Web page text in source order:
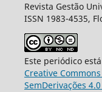
Revista Gestão
ISSN 1983-4535,
Este periódico
Creative
SemDerivações